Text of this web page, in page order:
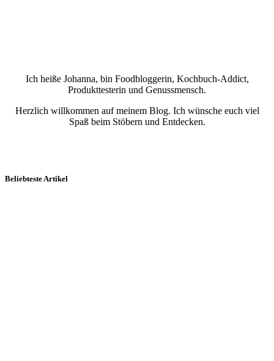
Ich heiße Johanna, bin Foodbloggerin, Kochbuch-Addict,
Produkttesterin und Genussmensch.
Herzlich willkommen auf meinem Blog. Ich wünsche euch viel
Spaß beim Stöbern und Entdecken.
Beliebteste Artikel